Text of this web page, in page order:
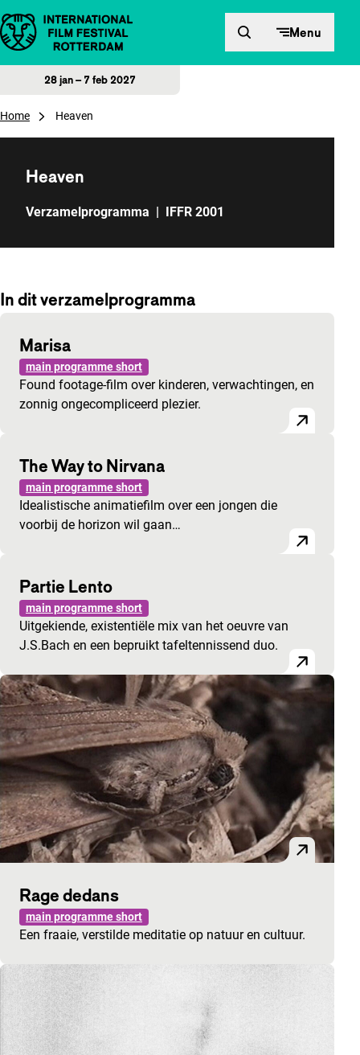
Direct naar inhoud Menu
28 jan – 7 feb 2027
Home Heaven
Heaven
Verzamelprogramma | IFFR 2001
In dit verzamelprogramma
Marisa
main programme short
Found footage-film over kinderen, verwachtingen, en
zonnig ongecompliceerd plezier.
The Way to Nirvana
main programme short
Idealistische animatiefilm over een jongen die
voorbij de horizon wil gaan…
Partie Lento
main programme short
Uitgekiende, existentiële mix van het oeuvre van
J.S.Bach en een bepruikt tafeltennissend duo.
Rage dedans
main programme short
Een fraaie, verstilde meditatie op natuur en cultuur.